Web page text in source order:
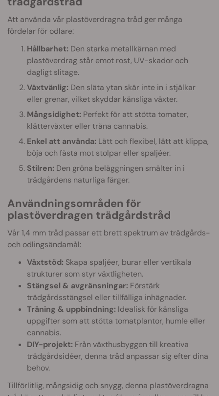
Att använda vår plastöverdragna tråd ger många
fördelar för odlare:
Hållbarhet: Den starka metallkärnan med
plastöverdrag står emot rost, UV-skador och
dagligt slitage.
Växtvänlig: Den släta ytan skär inte in i stjälkar
eller grenar, vilket skyddar känsliga växter.
Mångsidighet: Perfekt för att stötta tomater,
klätterväxter eller träna cannabis.
Enkel att använda: Lätt och flexibel, lätt att klippa,
böja och fästa mot stolpar eller spaljéer.
Stilren: Den gröna beläggningen smälter in i
trädgårdens naturliga färger.
Användningsområden för
plastöverdragen trädgårdstråd
Vår 1,4 mm tråd passar ett brett spektrum av trädgårds-
och odlingsändamål:
Växtstöd: Skapa spaljéer, burar eller vertikala
strukturer som styr växtligheten.
Stängsel & avgränsningar: Förstärk
trädgårdsstängsel eller tillfälliga inhägnader.
Träning & uppbindning: Idealisk för känsliga
uppgifter som att stötta tomatplantor, humle eller
cannabis.
DIY-projekt: Från växthusbyggen till kreativa
trädgårdsidéer, denna tråd anpassar sig efter dina
behov.
Tillförlitlig, mångsidig och snygg, denna plastöverdragna